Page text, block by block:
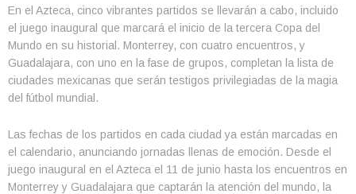
En el Azteca, cinco vibrantes partidos se llevarán a cabo, incluido
el juego inaugural que marcará el inicio de la tercera Copa del
Mundo en su historial. Monterrey, con cuatro encuentros, y
Guadalajara, con uno en la fase de grupos, completan la lista de
ciudades mexicanas que serán testigos privilegiadas de la magia
del fútbol mundial.
Las fechas de los partidos en cada ciudad ya están marcadas en
el calendario, anunciando jornadas llenas de emoción. Desde el
juego inaugural en el Azteca el 11 de junio hasta los encuentros en
Monterrey y Guadalajara que captarán la atención del mundo, la